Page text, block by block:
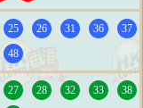
25 26 31 36
37
48
27 28 32 33
38